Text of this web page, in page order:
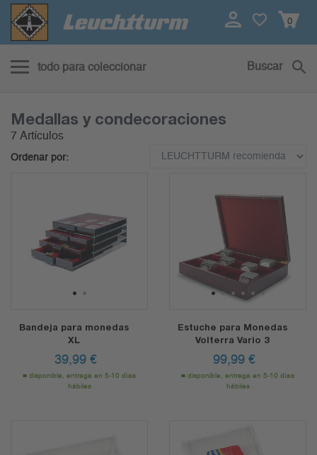
0
todo para coleccionar Buscar
Medallas y condecoraciones
7 Artículos
Ordenar por:
1 2
Bandeja para monedas
XL
39,99 €
disponible, entrega en 5-10 días
hábiles
123 4 56
Estuche para Monedas
Volterra Vario 3
99,99 €
disponible, entrega en 5-10 días
hábiles